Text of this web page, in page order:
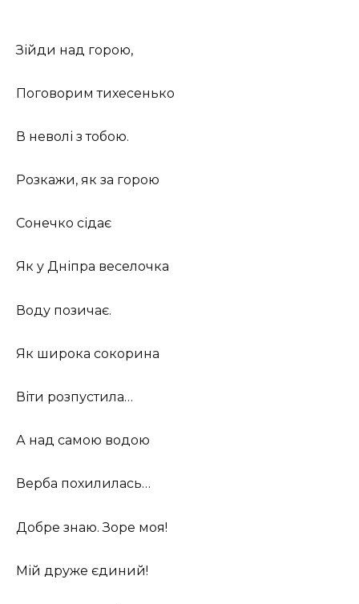
Зійди над горою,
Поговорим тихесенько
В неволі з тобою.
Розкажи, як за горою
Сонечко сідає
Як у Дніпра веселочка
Воду позичає.
Як широка сокорина
Віти розпустила…
А над самою водою
Верба похилилась…
Добре знаю. Зоре моя!
Мій друже єдиний!